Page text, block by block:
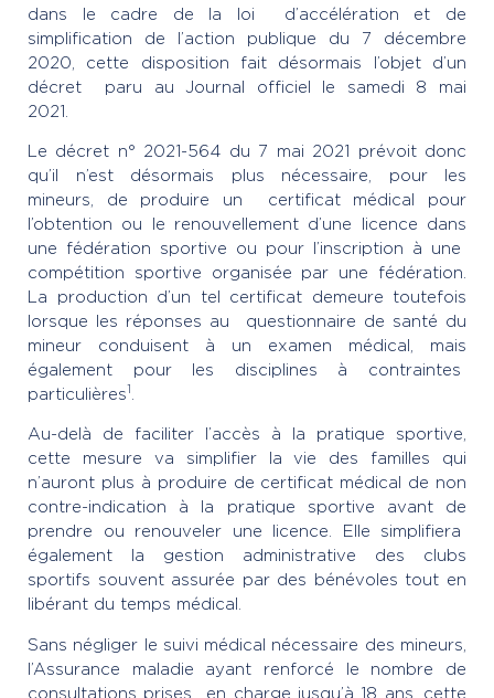
dans le cadre de la loi d’accélération et de
simplification de l’action publique du 7 décembre
2020, cette disposition fait désormais l’objet d’un
décret paru au Journal officiel le samedi 8 mai
2021.
Le décret n° 2021-564 du 7 mai 2021 prévoit donc
qu’il n’est désormais plus nécessaire, pour les
mineurs, de produire un certificat médical pour
l’obtention ou le renouvellement d’une licence dans
une fédération sportive ou pour l’inscription à une
compétition sportive organisée par une fédération.
La production d’un tel certificat demeure toutefois
lorsque les réponses au questionnaire de santé du
mineur conduisent à un examen médical, mais
également pour les disciplines à contraintes
particulières1
Au-delà de faciliter l’accès à la pratique sportive,
cette mesure va simplifier la vie des familles qui
n’auront plus à produire de certificat médical de non
contre-indication à la pratique sportive avant de
prendre ou renouveler une licence. Elle simplifiera
également la gestion administrative des clubs
sportifs souvent assurée par des bénévoles tout en
libérant du temps médical.
Sans négliger le suivi médical nécessaire des mineurs,
l’Assurance maladie ayant renforcé le nombre de
consultations prises en charge jusqu’à 18 ans, cette